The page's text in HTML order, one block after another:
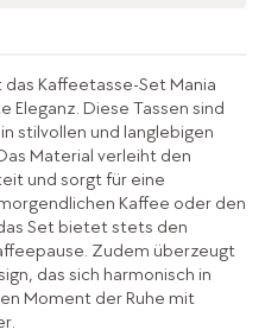
Kaffeetasse-Set Mania
Eleganz. Diese Tassen sind
stilvollen und langlebigen
Material verleiht den
und sorgt für eine
Kaffee oder den
Set bietet stets den
Zudem überzeugt
das sich harmonisch in
Moment der Ruhe mit